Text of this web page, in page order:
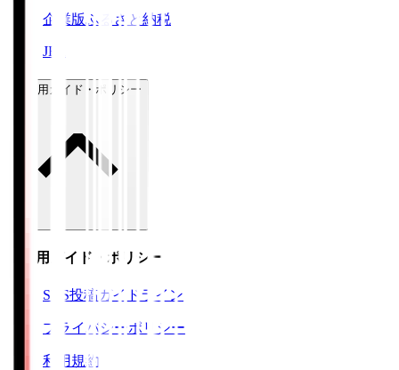
企業版ふるさと納税
JFA
ご利用ガイド・ポリシー
ご利用ガイド・ポリシー
SNS投稿ガイドライン
プライバシーポリシー
利用規約